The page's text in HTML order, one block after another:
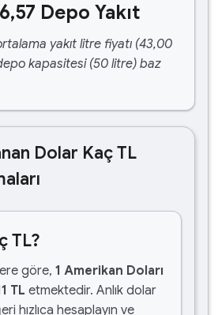
Depo Yakıt
yakıt litre fiyatı (43,00
kapasitesi (50 litre) baz
Dolar Kaç TL
TL?
göre, 1 Amerikan Doları
TL etmektedir. Anlık dolar
hızlıca hesaplayın ve